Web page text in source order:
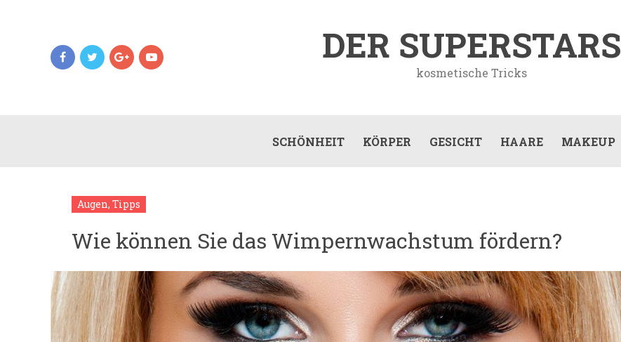
DER SUPERSTARS
kosmetische Tricks
SCHÖNHEIT KÖRPER GESICHT HAARE MAKEUP
Augen, Tipps
Wie können Sie das Wimpernwachstum fördern?